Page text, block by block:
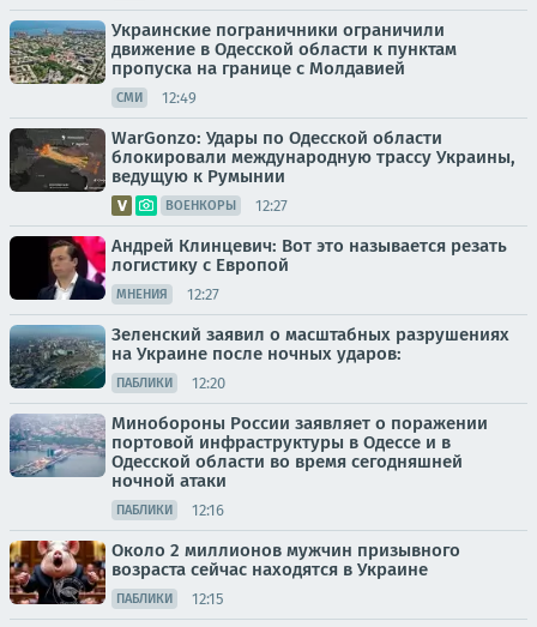
Украинские пограничники ограничили
движение в Одесской области к пунктам
пропуска на границе с Молдавией
СМИ 12:49
WarGonzo: Удары по Одесской области
блокировали международную трассу Украины,
ведущую к Румынии
ВОЕНКОРЫ 12:27
Андрей Клинцевич: Вот это называется резать
логистику с Европой
МНЕНИЯ 12:27
Зеленский заявил о масштабных разрушениях
на Украине после ночных ударов:
ПАБЛИКИ 12:20
Минобороны России заявляет о поражении
портовой инфраструктуры в Одессе и в
Одесской области во время сегодняшней
ночной атаки
ПАБЛИКИ 12:16
Около 2 миллионов мужчин призывного
возраста сейчас находятся в Украине
ПАБЛИКИ 12:15